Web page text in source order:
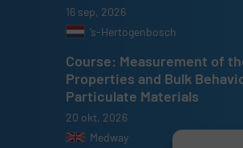
16 sep, 2026
’s-Hertogenbosch
Course: Measurement of
Properties and Bulk
Particulate Materials
20 okt, 2026
Medway